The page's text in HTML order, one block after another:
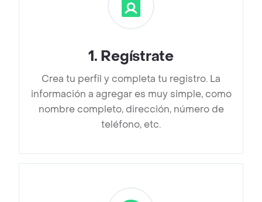
1. Regístrate
Crea tu perfil y completa tu registro. La
información a agregar es muy simple, como
nombre completo, dirección, número de
teléfono, etc.